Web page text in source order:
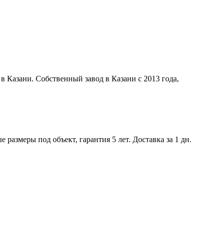
Казани. Собственный завод в Казани с 2013 года,
под объект, гарантия 5 лет. Доставка за 1 дн.